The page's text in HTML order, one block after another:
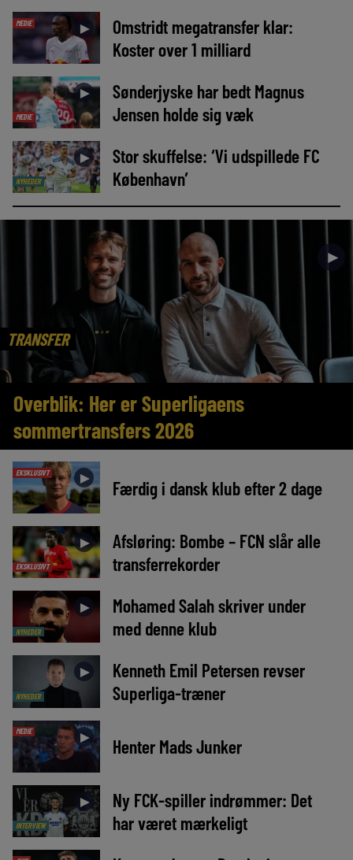
MEDIE ►
Omstridt megatransfer klar:
Koster over 1 milliard
MEDIE
►
Sønderjyske har bedt Magnus
Jensen holde sig væk
NYHEDER
►
Stor skuffelse: ‘Vi udspillede FC
København’
TRANSFER
►
Overblik: Her er Superligaens
sommertransfers 2026
EKSKLUSIVT ► Færdig i dansk klub efter 2 dage
EKSKLUSIVT
►
Afsløring: Bombe – FCN slår alle
transferrekorder
NYHEDER
►
Mohamed Salah skriver under
med denne klub
NYHEDER
►
Kenneth Emil Petersen revser
Superliga-træner
MEDIE ► Henter Mads Junker
INTERVIEW
►
Ny FCK-spiller indrømmer: Det
har været mærkeligt